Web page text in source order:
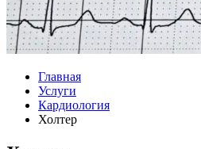
Главная
Услуги
Кардиология
Холтер